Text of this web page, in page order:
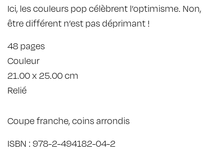
Ici, les couleurs pop célèbrent l’optimisme. Non,
être différent n’est pas déprimant !
48 pages
Couleur
21.00 x 25.00 cm
Relié
Coupe franche, coins arrondis
ISBN : 978-2-494182-04-2